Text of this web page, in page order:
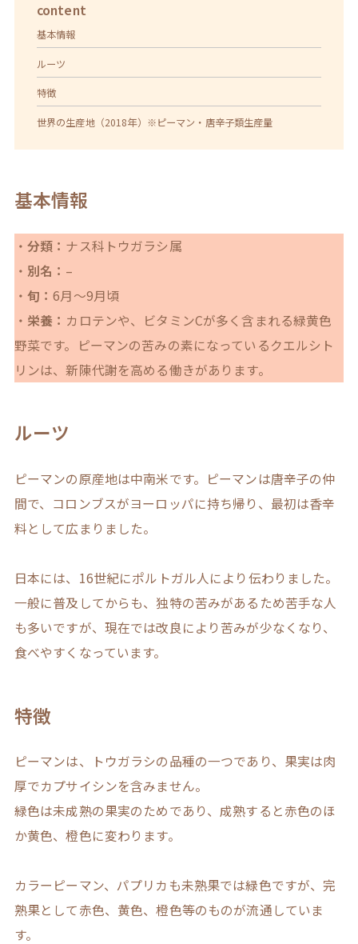
content
基本情報
ルーツ
特徴
世界の生産地（2018年）※ピーマン・唐辛子類生産量
基本情報
・分類： ナス科トウガラシ属
・ 別名： –
・旬：6月～9月頃
・ 栄養： カロテンや、ビタミンCが多く含まれる緑黄色
野菜です。ピーマンの苦みの素になっているクエルシト
リンは、新陳代謝を高める働きがあります。
ルーツ
ピーマンの原産地は中南米です。ピーマンは唐辛子の仲
間で、コロンブスがヨーロッパに持ち帰り、最初は香辛
料として広まりました。
日本には、16世紀にポルトガル人により伝わりました。
一般に普及してからも、独特の苦みがあるため苦手な人
も多いですが、現在では改良により苦みが少なくなり、
食べやすくなっています。
特徴
ピーマンは、トウガラシの品種の一つであり、果実は肉
厚でカプサイシンを含みません。
緑色は未成熟の果実のためであり、成熟すると赤色のほ
か黄色、橙色に変わります。
カラーピーマン、パプリカも未熟果では緑色ですが、完
熟果として赤色、黄色、橙色等のものが流通していま
す。